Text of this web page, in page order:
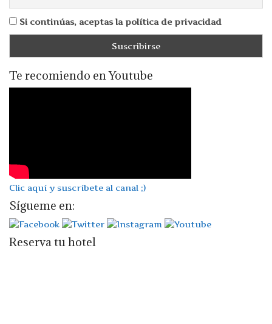
Si continúas, aceptas la política de privacidad
Te recomiendo en Youtube
Clic aquí y suscríbete al canal ;)
Sígueme en:
Reserva tu hotel